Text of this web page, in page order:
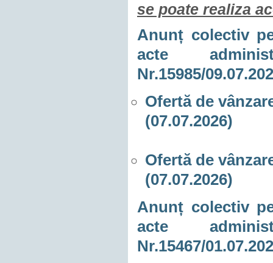
se poate realiza
Anunț colectiv
acte
Nr.15985/
Ofertă de
(07.07.2026)
Ofertă de
(07.07.2026)
Anunț colectiv
acte
Nr.15467/